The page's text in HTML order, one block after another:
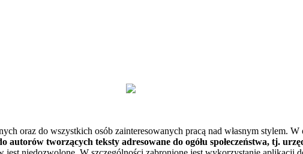
oraz do wszystkich osób zainteresowanych pracą nad własnym stylem.
autorów tworzących teksty adresowane do ogółu społeczeństwa, tj.